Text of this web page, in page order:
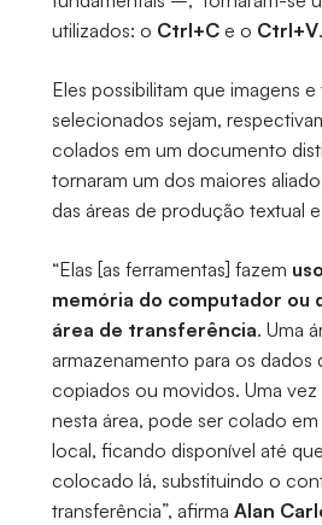
utilizados: o Ctrl+Ce o Ctrl+V.
Eles possibilitam que imagens e
selecionados sejam,
colados em um documento
tornaram um dos maiores
das áreas de produção textual
“Elas [as ferramentas] fazem
memória do computador ou
área de transferência. Uma
armazenamento para os dados
copiados ou movidos. Uma
nesta área, pode ser colado
local, ficando disponível até
colocado lá, substituindo o
transferência”, afirma Alan